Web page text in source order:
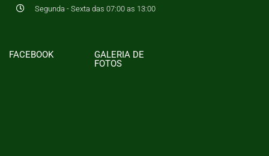
Segunda - Sexta das 07:00 as 13:00
FACEBOOK
GALERIA DE
FOTOS